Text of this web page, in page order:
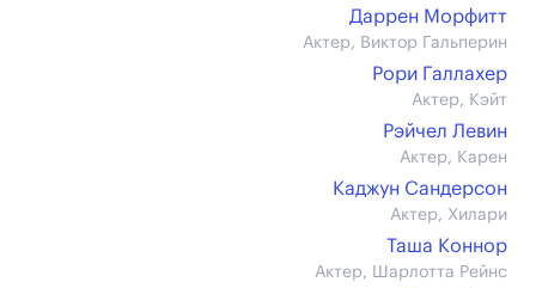
Даррен Морфитт
Актер, Виктор Гальперин
Рори Галлахер
Актер, Кэйт
Рэйчел Левин
Актер, Карен
Каджун Сандерсон
Актер, Хилари
Таша Коннор
Актер, Шарлотта Рейнс